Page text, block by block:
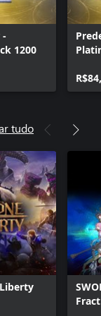
-
1200
tudo